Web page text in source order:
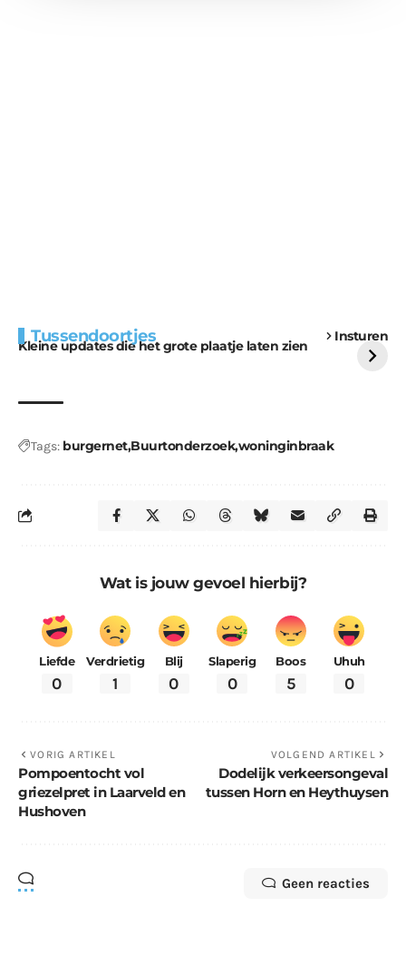
Tussendoortjes Insturen
Kleine updates die het grote plaatje laten zien
voor kabouters
uitdaging
Tags: burgernetBuurtonderzoekwoninginbraak
Wat is jouw gevoel hierbij?
Liefde
0
Verdrietig
1
Blij
0
Slaperig
0
Boos
5
Uhuh
0
VORIG ARTIKEL
Pompoentocht vol
griezelpret in Laarveld en
Hushoven
VOLGEND ARTIKEL
Dodelijk verkeersongeval
tussen Horn en Heythuysen
Geen reacties